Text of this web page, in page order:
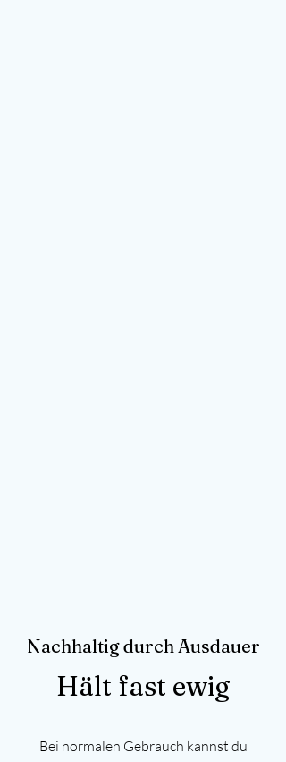
Nachhaltig durch Ausdauer
Hält fast ewig
Bei normalen Gebrauch kannst du